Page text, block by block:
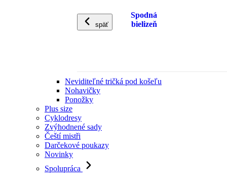
späť
Spodná
bielizeň
Neviditeľné tričká pod košeľu
Nohavičky
Ponožky
Plus size
Cyklodresy
Zvýhodnené sady
Čeští mistři
Darčekové poukazy
Novinky
Spolupráca